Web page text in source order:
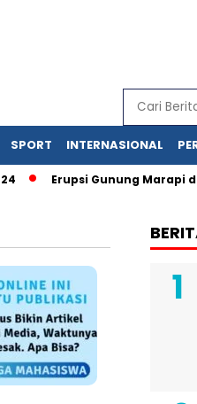
SPORT INTERNASIONAL
Erupsi Gunung Marapi di